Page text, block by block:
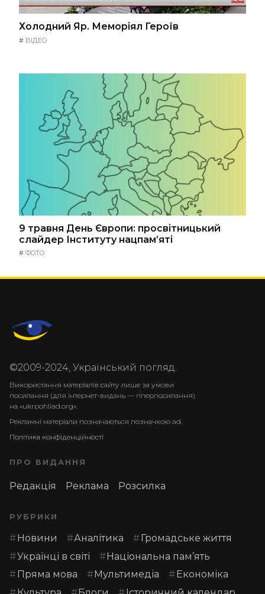
Холодний Яр. Меморіял Героїв
# ВІДЕО
9 травня День Європи: просвітницький
слайдер Інституту нацпам’яті
# ФОТО
©2009-2024, Український погляд.
Використання матеріалів сайту лише за умови
посилання (для інтернет-видань — гіперпосилання)
на «ukrpohliad.org».
Рекламні матеріали позначаються позначкою ad.
Політика конфіденційності
ПРО ВИДАННЯ
Редакція Реклама Розсилка
РУБРИКИ
Новини Аналітика
Громадське життя
Українці в світі
Національна пам’ять
Пряма мова
Мультимедіа
Економіка